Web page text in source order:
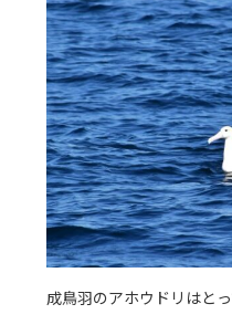
成鳥羽のアホウドリはと